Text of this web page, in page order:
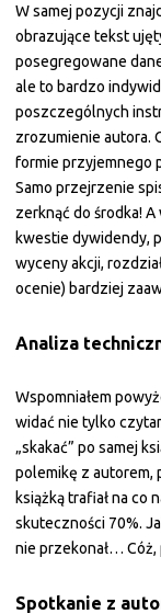
W samej pozycji
obrazujące tekst
posegregowane
ale to bardzo
poszczególnych
zrozumienie autora.
formie przyjemnego
Samo przejrzenie
zerknąć do środka!
kwestie dywidendy,
wyceny akcji,
ocenie) bardziej
Analiza
Wspomniałem
widać nie tylko
„skakać” po samej
polemikę z autorem,
książką trafiał na co
skuteczności 70%.
nie przekonał…
Spotkanie z